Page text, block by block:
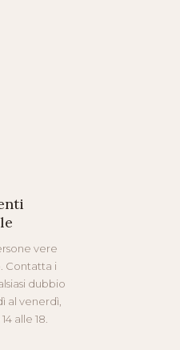
vere
Contatta i
dubbio
al venerdì,
alle 18.